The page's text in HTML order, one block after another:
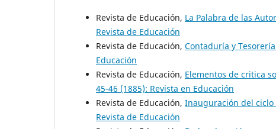
Revista de Educación, La Palabra de las
Revista de Educación
Revista de Educación, Contaduría y Tesorería
Educación
Revista de Educación, Elementos de critica
45-46 (1885): Revista en Educación
Revista de Educación, Inauguración del ciclo
Revista de Educación